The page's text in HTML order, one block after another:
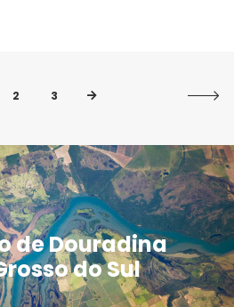
2 3
de Douradina
do Sul